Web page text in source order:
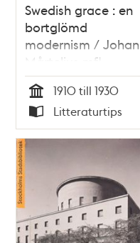
Swedish grace : en
bortglömd
modernism / Johan
Mårtelius mfl.
Tid
1910 till 1930
Typ
Litteraturtips